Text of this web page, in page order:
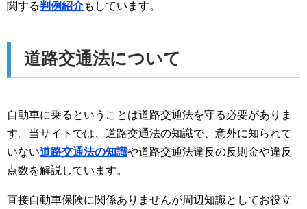
関する判例紹介もしています。
道路交通法について
自動車に乗るということは道路交通法を守る必要がありま
す。当サイトでは、道路交通法の知識で、意外に知られて
いない道路交通法の知識や道路交通法違反の反則金や違反
点数を解説しています。
直接自動車保険に関係ありませんが周辺知識としてお役立